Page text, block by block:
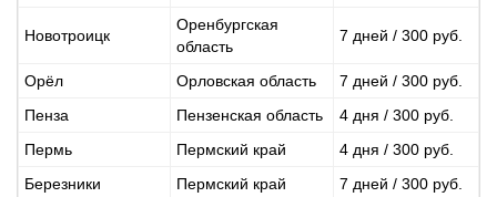
Новотроицк
Оренбургская
область
7 дней / 300 руб.
Орёл Орловская область
7 дней / 300 руб.
Пенза
Пензенская область
4 дня / 300 руб.
Пермь
Пермский край
4 дня / 300 руб.
Березники
Пермский край
7 дней / 300 руб.